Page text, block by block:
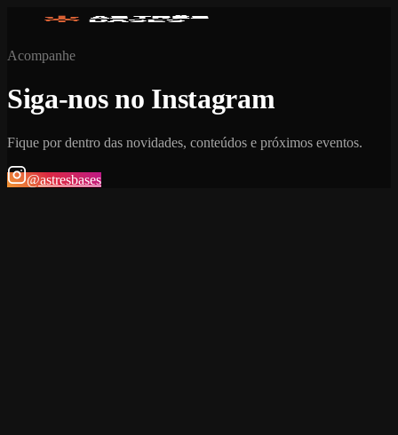
Acompanhe
Siga-nos no Instagram
Fique por dentro das novidades, conteúdos e próximos eventos.
@astresbases